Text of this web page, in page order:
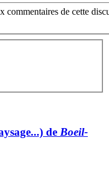
commentaires de cette
de Boeil-